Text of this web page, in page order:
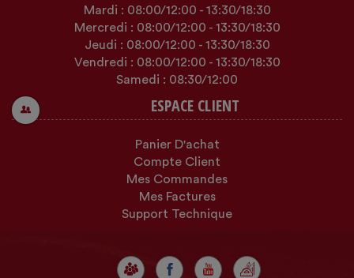
Mardi : 08:00/12:00 - 13:30/18:30
Mercredi : 08:00/12:00 - 13:30/18:30
Jeudi : 08:00/12:00 - 13:30/18:30
Vendredi : 08:00/12:00 - 13:30/18:30
Samedi : 08:30/12:00
ESPACE CLIENT
Panier D'achat
Compte Client
Mes Commandes
Mes Factures
Support Technique